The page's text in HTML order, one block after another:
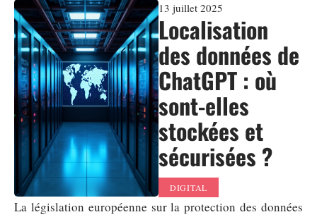
13 juillet 2025
Localisation
des données de
ChatGPT : où
sont-elles
stockées et
sécurisées ?
DIGITAL
La législation européenne sur la protection des données